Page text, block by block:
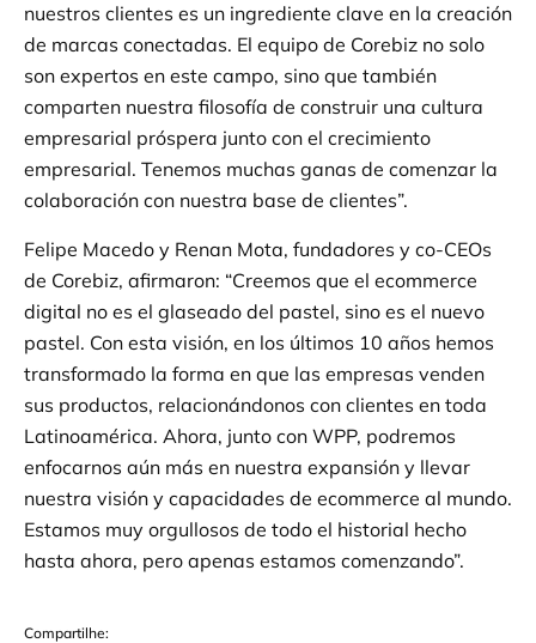
nuestros clientes es un ingrediente clave en la creación
de marcas conectadas. El equipo de Corebiz no solo
son expertos en este campo, sino que también
comparten nuestra filosofía de construir una cultura
empresarial próspera junto con el crecimiento
empresarial. Tenemos muchas ganas de comenzar la
colaboración con nuestra base de clientes”.
Felipe Macedo y Renan Mota, fundadores y co-CEOs
de Corebiz, afirmaron: “Creemos que el ecommerce
digital no es el glaseado del pastel, sino es el nuevo
pastel. Con esta visión, en los últimos 10 años hemos
transformado la forma en que las empresas venden
sus productos, relacionándonos con clientes en toda
Latinoamérica. Ahora, junto con WPP, podremos
enfocarnos aún más en nuestra expansión y llevar
nuestra visión y capacidades de ecommerce al mundo.
Estamos muy orgullosos de todo el historial hecho
hasta ahora, pero apenas estamos comenzando”.
Compartilhe: